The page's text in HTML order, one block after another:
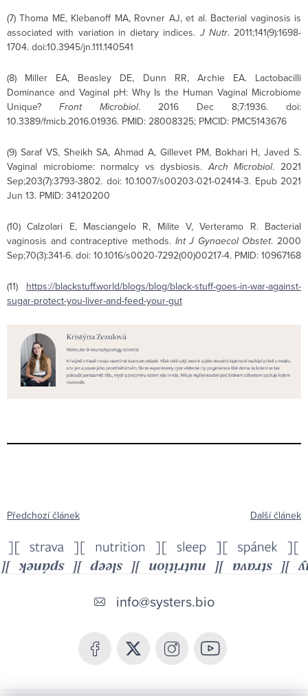
(7) Thoma ME, Klebanoff MA, Rovner AJ, et al. Bacterial vaginosis is
associated with variation in dietary indices. J Nutr. 2011;141(9):1698-
1704. doi:10.3945/jn.111.140541
(8) Miller EA, Beasley DE, Dunn RR, Archie EA. Lactobacilli
Dominance and Vaginal pH: Why Is the Human Vaginal Microbiome
Unique? Front Microbiol. 2016 Dec 8;7:1936. doi:
10.3389/fmicb.2016.01936. PMID: 28008325; PMCID: PMC5143676
(9) Saraf VS, Sheikh SA, Ahmad A, Gillevet PM, Bokhari H, Javed S.
Vaginal microbiome: normalcy vs dysbiosis.Arch Microbiol. 2021
Sep;203(7):3793-3802. doi: 10.1007/s00203-021-02414-3. Epub 2021
Jun 13. PMID: 34120200
(10) Calzolari E, Masciangelo R, Milite V, Verteramo R. Bacterial
vaginosis and contraceptive methods. Int J Gynaecol Obstet. 2000
Sep;70(3):341-6. doi: 10.1016/s0020-7292(00)00217-4. PMID: 10967168
(11) https://blackstuff.world/blogs/blog/black-stuff-goes-in-war-against-
sugar-protect-you-liver-and-feed-your-gut
Předchozí článek Další článek
Z
í
info@systers.bio